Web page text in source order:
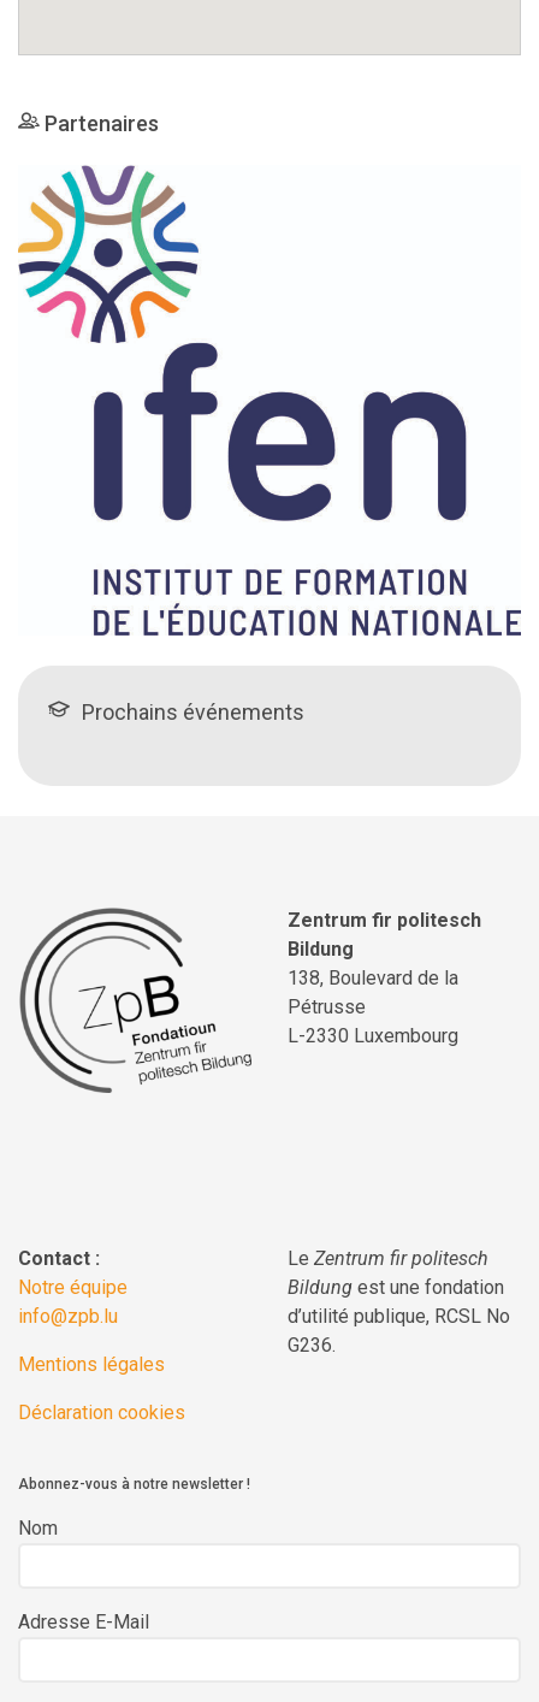
Partenaires
Prochains événements
Zentrum fir politesch
Bildung
138, Boulevard de la
Pétrusse
L-2330 Luxembourg
Contact :
Notre équipe
info@zpb.lu
Mentions légales
Déclaration cookies
Le Zentrum fir politesch
Bildung est une fondation
d’utilité publique, RCSL No
G236.
Abonnez-vous à notre newsletter !
Nom
Adresse E-Mail